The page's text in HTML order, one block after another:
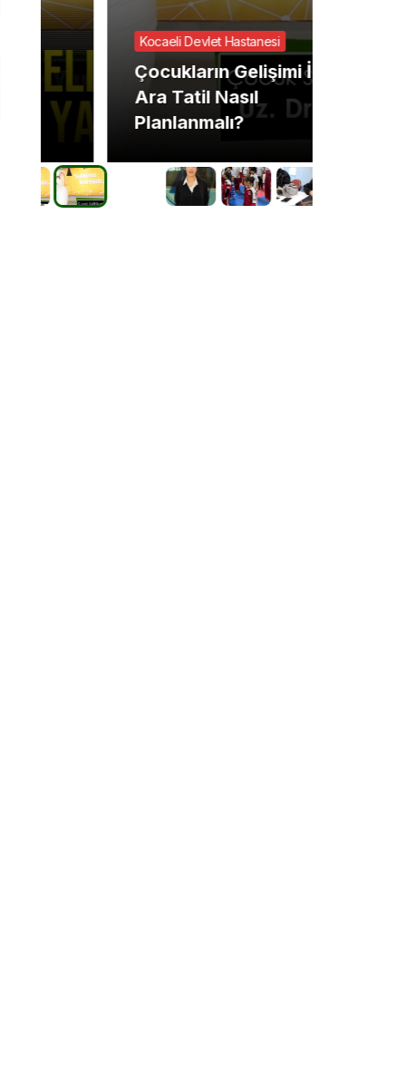
Kocaeli Devlet Hastanesi
Çocukların Gelişimi İçin
Ara Tatil Nasıl
Planlanmalı?